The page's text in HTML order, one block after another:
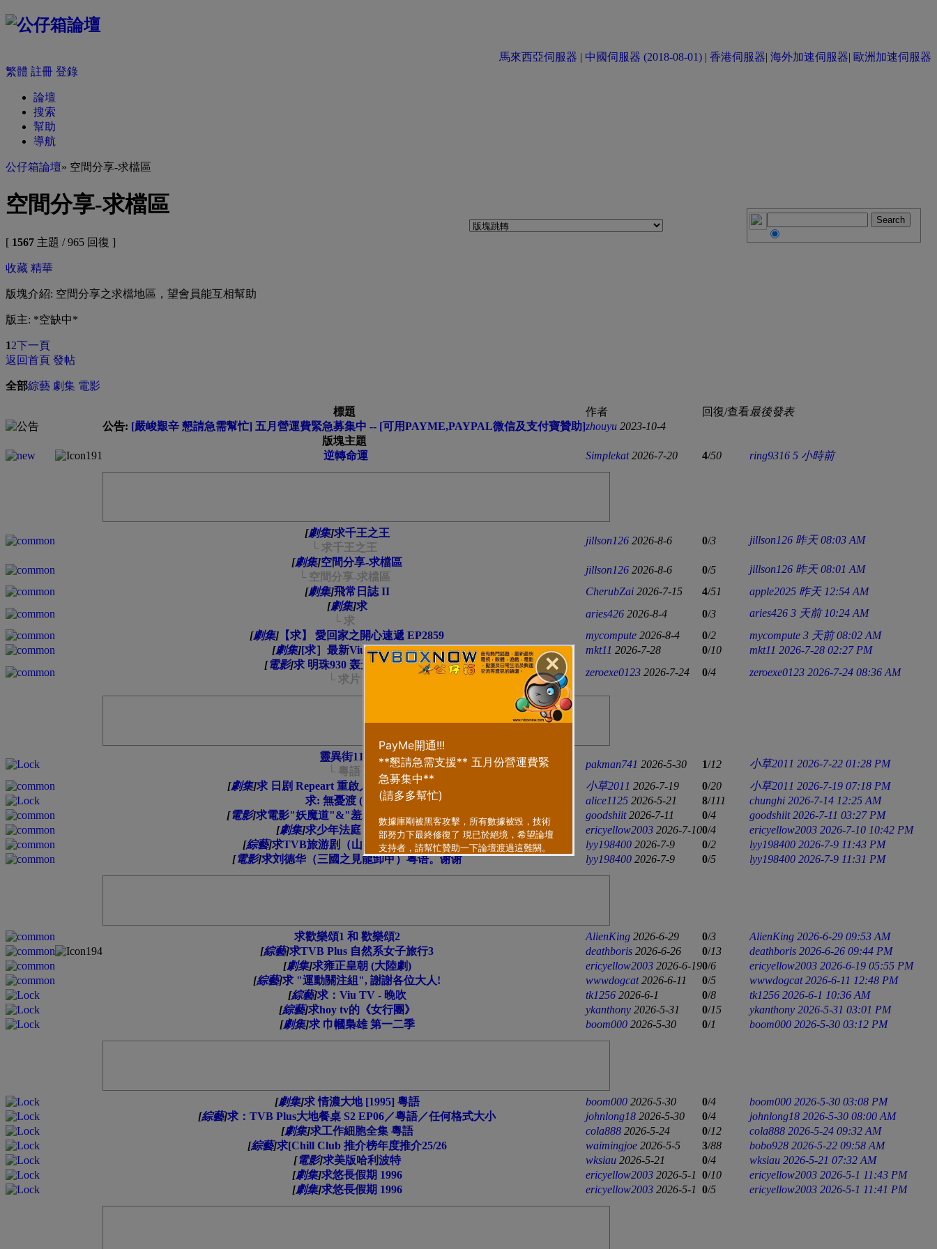
✕
馬來西亞伺服器 | 中國伺服器 (2018-08-01) | 香港伺服器| 海外加速伺服器| 歐洲加速伺服器
繁體 註冊 登錄
論壇
搜索
幫助
導航
公仔箱論壇» 空間分享-求檔區
空間分享-求檔區
[ 1567 主題 / 965 回復 ]
收藏 精華
版塊介紹: 空間分享之求檔地區，望會員能互相幫助
版主: *空缺中*
12下一頁
返回首頁 發帖
全部綜藝 劇集 電影
標題 作者 回復/查看最後發表
公告: [嚴峻艱辛 懇請急需幫忙] 五月營運費緊急募集中 -- [可用PAYME,PAYPAL微信及支付寶贊助]zhouyu 2023-10-4
版塊主題
逆轉命運
Simplekat 2026-7-20 4/50 ring9316 5 小時前
[劇集]求千王之王
└ 求千王之王
jillson126 2026-8-6 0/3 jillson126 昨天 08:03 AM
[劇集]空間分享-求檔區
└ 空間分享-求檔區
jillson126 2026-8-6 0/5 jillson126 昨天 08:01 AM
[劇集]飛常日誌 II CherubZai 2026-7-15 4/51 apple2025 昨天 12:54 AM
[劇集]求
└ 求
aries426 2026-8-4 0/3 aries426 3 天前 10:24 AM
[劇集] 【求】 愛回家之開心速遞 EP2859 mycompute 2026-8-4 0/2 mycompute 3 天前 08:02 AM
[劇集][求］最新Viutv 超人狄奧 mkt11 2026-7-28 0/10 mkt11 2026-7-28 02:27 PM
[電影]求 明珠930 轰天妙探 粤语版
└ 求片
zeroexe0123 2026-7-24 0/4 zeroexe0123 2026-7-24 08:36 AM
靈異街11號
└ 粵語
pakman741 2026-5-30 1/12 小草2011 2026-7-22 01:28 PM
[劇集]求 日剧 Repeart 重啟人生 粤语 mp4 全10集 小草2011 2026-7-19 0/20 小草2011 2026-7-19 07:18 PM
求: 無憂渡 (粵語)
alice1125 2026-5-21 8/111 chunghi 2026-7-14 12:25 AM
[電影]求電影"妖魔道"&"羞羞的鐵拳"&"妖鈴鈴" goodshiit 2026-7-11 0/4 goodshiit 2026-7-11 03:27 PM
[劇集]求少年法庭 Netflix短劇 ericyellow2003 2026-7-100/4 ericyellow2003 2026-7-10 10:42 PM
[綜藝]求TVB旅游剧（山水有传奇）粤语。 lyy198400 2026-7-9 0/2 lyy198400 2026-7-9 11:43 PM
[電影]求刘德华（三國之見龍卸甲）粤语。谢谢 lyy198400 2026-7-9 0/5 lyy198400 2026-7-9 11:31 PM
求歡樂頌1 和 歡樂頌2 AlienKing 2026-6-29 0/3 AlienKing 2026-6-29 09:53 AM
[綜藝]求TVB Plus 自然系女子旅行3 deathboris 2026-6-26 0/13 deathboris 2026-6-26 09:44 PM
[劇集]求雍正皇朝 (大陸劇) ericyellow2003 2026-6-190/6 ericyellow2003 2026-6-19 05:55 PM
[綜藝]求 "運動關注組", 謝謝各位大人! wwwdogcat 2026-6-11 0/5 wwwdogcat 2026-6-11 12:48 PM
[綜藝]求：Viu TV - 晚吹 tk1256 2026-6-1 0/8 tk1256 2026-6-1 10:36 AM
[綜藝]求hoy tv的《女行團》 ykanthony 2026-5-31 0/15 ykanthony 2026-5-31 03:01 PM
[劇集]求 巾幗梟雄 第一二季 boom000 2026-5-30 0/1 boom000 2026-5-30 03:12 PM
[劇集]求 情濃大地 [1995] 粵語 boom000 2026-5-30 0/4 boom000 2026-5-30 03:08 PM
[綜藝]求：TVB Plus大地餐桌 S2 EP06／粵語／任何格式大小 johnlong18 2026-5-30 0/4 johnlong18 2026-5-30 08:00 AM
[劇集]求工作細胞全集 粵語 cola888 2026-5-24 0/12 cola888 2026-5-24 09:32 AM
[綜藝]求[Chill Club 推介榜年度推介25/26 waimingjoe 2026-5-5 3/88 bobo928 2026-5-22 09:58 AM
[電影]求美版哈利波特 wksiau 2026-5-21 0/4 wksiau 2026-5-21 07:32 AM
[劇集]求悠長假期 1996 ericyellow2003 2026-5-1 0/10 ericyellow2003 2026-5-1 11:43 PM
[劇集]求悠長假期 1996 ericyellow2003 2026-5-1 0/5 ericyellow2003 2026-5-1 11:41 PM